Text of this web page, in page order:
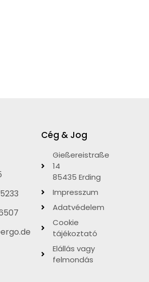
Cég & Jog
Gießereistraße
14
85435 Erding
Impresszum
Adatvédelem
Cookie
tájékoztató
Elállás vagy
felmondás